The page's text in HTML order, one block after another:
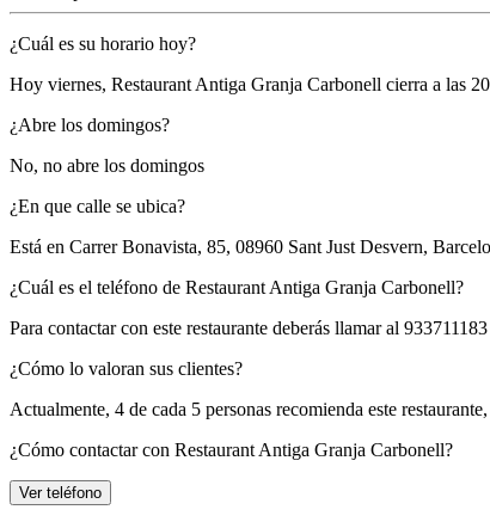
¿Cuál es su horario hoy?
Hoy viernes, Restaurant Antiga Granja Carbonell cierra a las
¿Abre los domingos?
No, no abre los domingos
¿En que calle se ubica?
Está en Carrer Bonavista, 85, 08960 Sant Just Desvern,
¿Cuál es el teléfono de Restaurant Antiga Granja Carbonell?
Para contactar con este restaurante deberás llamar al 933711183
¿Cómo lo valoran sus clientes?
Actualmente, 4 de cada 5 personas recomienda este restaurante,
¿Cómo contactar con Restaurant Antiga Granja Carbonell?
Ver teléfono